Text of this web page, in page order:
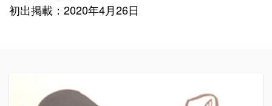
初出掲載：2020年4月26日